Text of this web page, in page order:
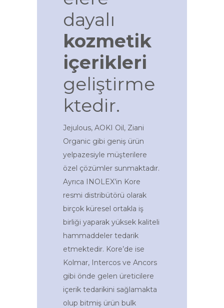
dayalı
kozmetik
içerikleri
geliştirme
ktedir.
Jejulous, AOKI Oil, Ziani
Organic gibi geniş ürün
yelpazesiyle müşterilere
özel çözümler sunmaktadır.
Ayrıca INOLEX’in Kore
resmi distribütörü olarak
birçok küresel ortakla iş
birliği yaparak yüksek kaliteli
hammaddeler tedarik
etmektedir. Kore’de ise
Kolmar, Intercos ve Ancors
gibi önde gelen üreticilere
içerik tedarikini sağlamakta
olup bitmiş ürün bulk